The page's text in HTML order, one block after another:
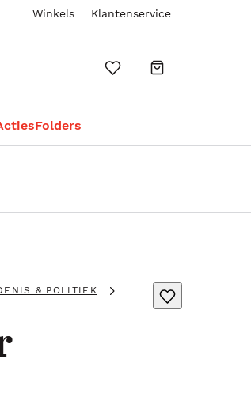
Winkels Klantenservice
Folders
& POLITIEK